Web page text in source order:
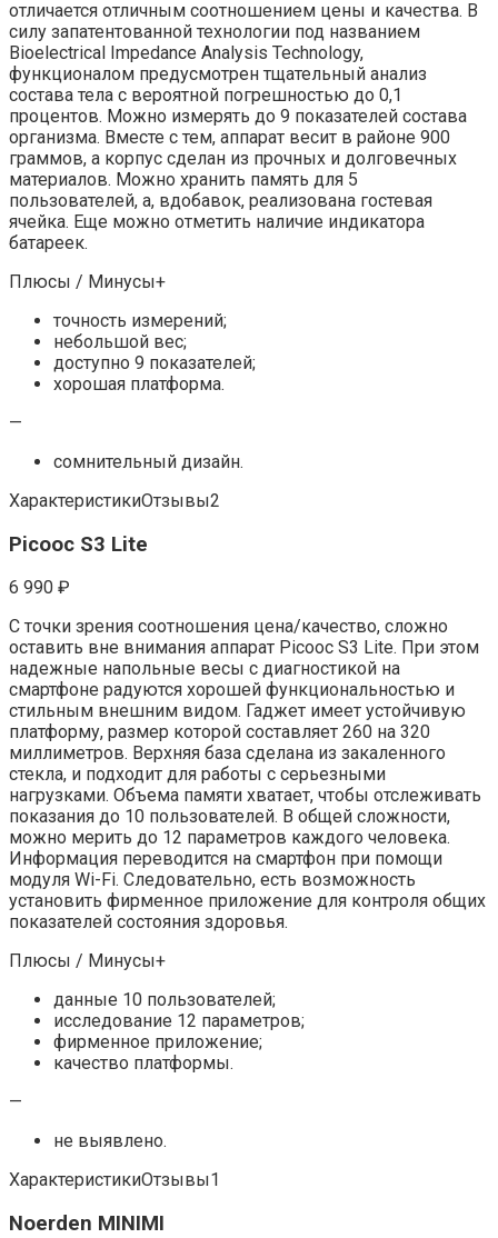
отличается отличным соотношением цены и качества. В
силу запатентованной технологии под названием
Bioelectrical Impedance Analysis Technology,
функционалом предусмотрен тщательный анализ
состава тела с вероятной погрешностью до 0,1
процентов. Можно измерять до 9 показателей состава
организма. Вместе с тем, аппарат весит в районе 900
граммов, а корпус сделан из прочных и долговечных
материалов. Можно хранить память для 5
пользователей, а, вдобавок, реализована гостевая
ячейка. Еще можно отметить наличие индикатора
батареек.
Плюсы / Минусы+
точность измерений;
небольшой вес;
доступно 9 показателей;
хорошая платформа.
—
сомнительный дизайн.
ХарактеристикиОтзывы2
Picooc S3 Lite
6 990 ₽
С точки зрения соотношения цена/качество, сложно
оставить вне внимания аппарат Picooc S3 Lite. При этом
надежные напольные весы с диагностикой на
смартфоне радуются хорошей функциональностью и
стильным внешним видом. Гаджет имеет устойчивую
платформу, размер которой составляет 260 на 320
миллиметров. Верхняя база сделана из закаленного
стекла, и подходит для работы с серьезными
нагрузками. Объема памяти хватает, чтобы отслеживать
показания до 10 пользователей. В общей сложности,
можно мерить до 12 параметров каждого человека.
Информация переводится на смартфон при помощи
модуля Wi-Fi. Следовательно, есть возможность
установить фирменное приложение для контроля общих
показателей состояния здоровья.
Плюсы / Минусы+
данные 10 пользователей;
исследование 12 параметров;
фирменное приложение;
качество платформы.
—
не выявлено.
ХарактеристикиОтзывы1
Noerden MINIMI